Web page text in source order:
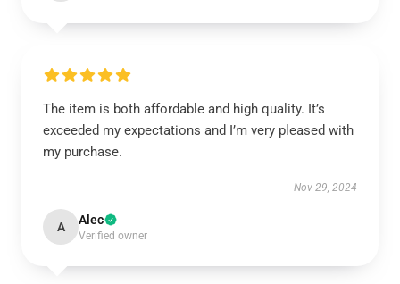
The item is both affordable and high quality. It’s
exceeded my expectations and I’m very pleased with
my purchase.
Nov 29, 2024
A Alec
Verified owner